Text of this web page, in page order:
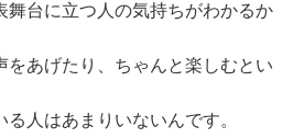
台に立つ人の気持ちがわかるか
あげたり、ちゃんと楽しむとい
人はあまりいないんです。